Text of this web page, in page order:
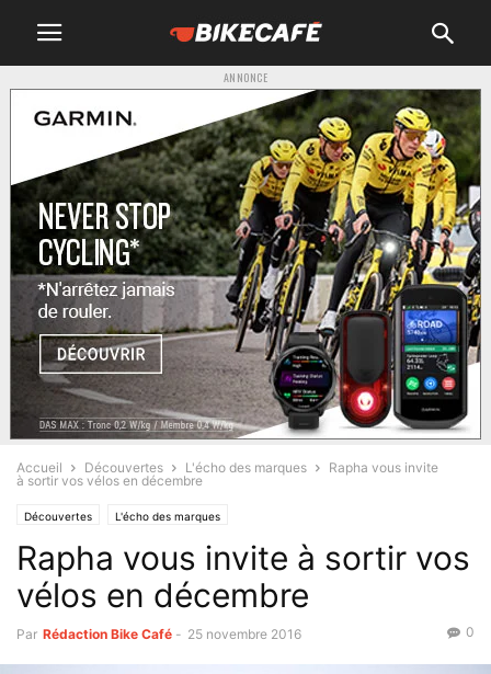
ANNONCE
Accueil Découvertes L'écho des marques
Rapha vous invite
à sortir vos vélos en décembre
Découvertes L'écho des marques
Rapha vous invite à sortir vos
vélos en décembre
Par Rédaction Bike Café - 25 novembre 2016 0